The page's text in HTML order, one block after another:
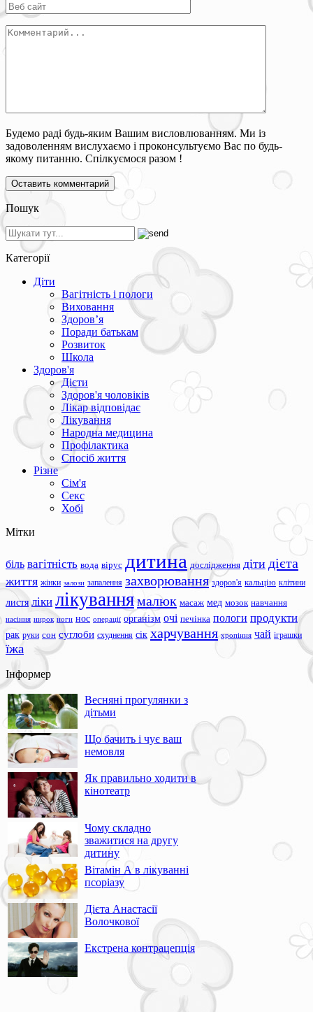
Будемо раді будь-яким Вашим висловлюванням. Ми із
задоволенням вислухаємо і проконсультуємо Вас по будь-
якому питанню. Спілкуємося разом !
Пошук
Категорії
Діти
Вагітність і пологи
Виховання
Здоров’я
Поради батькам
Розвиток
Школа
Здоров'я
Дієти
Здоров'я чоловіків
Лікар відповідає
Лікування
Народна медицина
Профілактика
Спосіб життя
Різне
Сім'я
Секс
Хобі
Мітки
біль вагітність вода вірус дитина дослідження діти дієта
життя жінки залози запалення захворювання здоров'я кальцію клітини
листя ліки лікуваннямалюк масаж мед мозок навчання
насіння нирок ноги нос операції організм очі печінка пологи продукти
рак руки сон суглоби схуднення сік харчування хропіння чай іграшки
їжа
Інформер
Весняні прогулянки з
дітьми
Що бачить і чує ваш
немовля
Як правильно ходити в
кінотеатр
Чому складно
зважитися на другу
дитину
Вітамін А в лікуванні
псоріазу
Дієта Анастасії
Волочкової
Екстрена контрацепція